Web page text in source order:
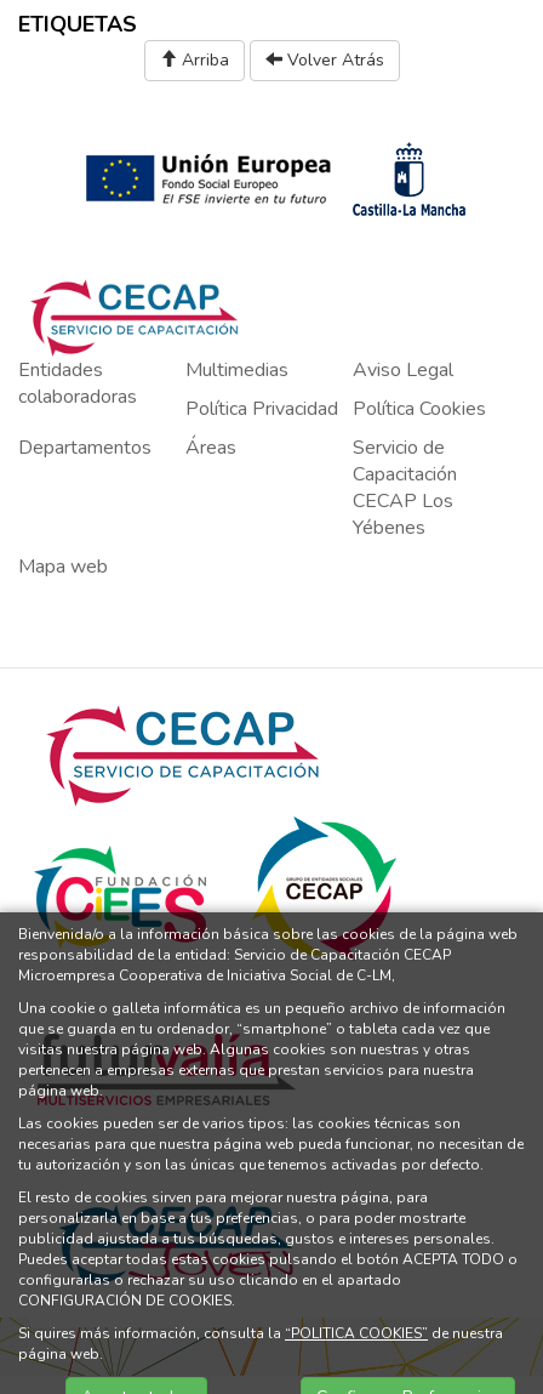
ETIQUETAS
Arriba Volver Atrás
Entidades
colaboradoras
Multimedias
Aviso Legal
Política Privacidad
Política Cookies
Departamentos
Áreas
Servicio de
Capacitación
CECAP Los
Yébenes
Mapa web
Bienvenida/o a la información básica sobre las cookies de la página web
responsabilidad de la entidad: Servicio de Capacitación CECAP
Microempresa Cooperativa de Iniciativa Social de C-LM,
Una cookie o galleta informática es un pequeño archivo de información
que se guarda en tu ordenador, “smartphone” o tableta cada vez que
visitas nuestra página web. Algunas cookies son nuestras y otras
pertenecen a empresas externas que prestan servicios para nuestra
página web.
Las cookies pueden ser de varios tipos: las cookies técnicas son
necesarias para que nuestra página web pueda funcionar, no necesitan de
tu autorización y son las únicas que tenemos activadas por defecto.
El resto de cookies sirven para mejorar nuestra página, para
personalizarla en base a tus preferencias, o para poder mostrarte
publicidad ajustada a tus búsquedas, gustos e intereses personales.
Puedes aceptar todas estas cookies pulsando el botón ACEPTA TODO o
configurarlas o rechazar su uso clicando en el apartado
CONFIGURACIÓN DE COOKIES.
Si quires más información, consulta la “POLITICA COOKIES” de nuestra
página web.